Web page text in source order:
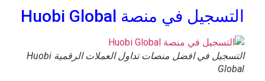
التسجيل في منصة Huobi Global
التسجيل في افضل منصات تداول العملات الرقمية Huobi
Global